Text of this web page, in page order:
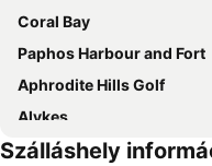
Coral Bay
Paphos Harbour and Fort
Aphrodite Hills Golf
Alykes
Art and Craft
Szálláshely